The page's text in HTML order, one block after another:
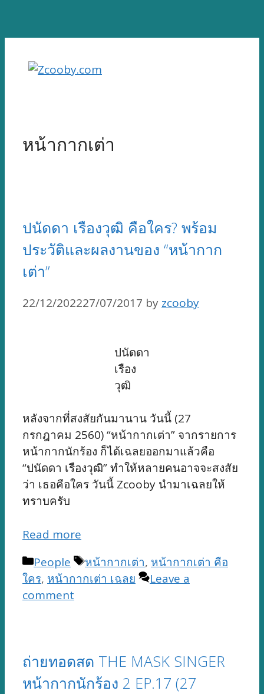
content
หน้ากากเต่า
ปนัดดา เรืองวุฒิ คือใคร? พร้อม
ประวัติและผลงานของ “หน้ากาก
เต่า”
22/12/202227/07/2017 by zcooby
ปนัดดา
เรือง
วุฒิ
หลังจากที่สงสัยกันมานาน วันนี้ (27
กรกฎาคม 2560) “หน้ากากเต่า” จากรายการ
หน้ากากนักร้อง ก็ได้เฉลยออกมาแล้วคือ
“ปนัดดา เรืองวุฒิ” ทำให้หลายคนอาจจะสงสัย
ว่า เธอคือใคร วันนี้ Zcooby นำมาเฉลยให้
ทราบครับ
Read more
Categories
People Tags
หน้ากากเต่า, หน้ากากเต่า คือ
ใคร, หน้ากากเต่า เฉลย
Leave a
comment
ถ่ายทอดสด THE MASK SINGER
หน้ากากนักร้อง 2 EP.17 (27